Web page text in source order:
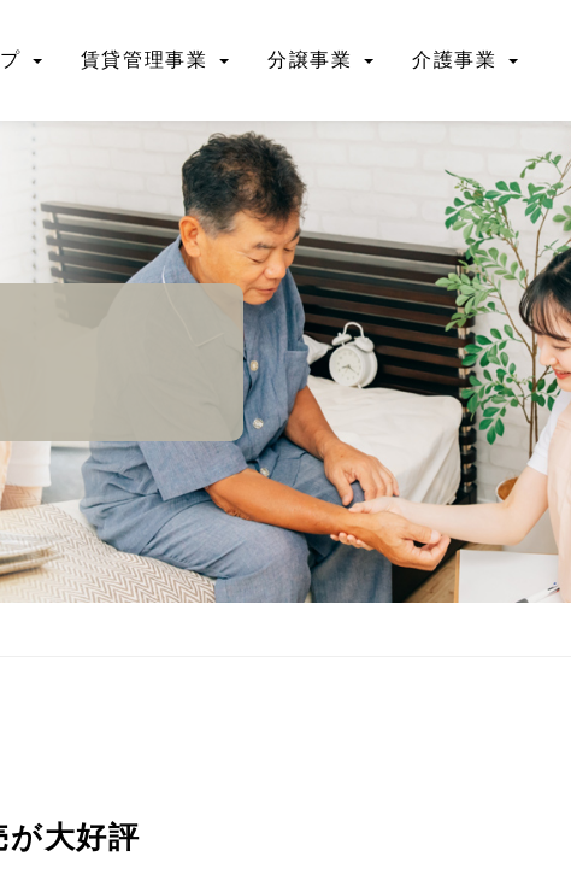
賃貸管理事業 分譲事業 介護事業
が大好評